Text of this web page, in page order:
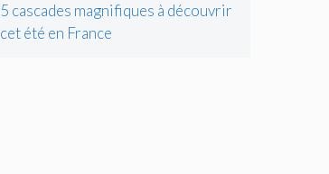
5 cascades magnifiques à découvrir
cet été en France